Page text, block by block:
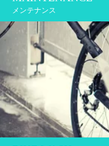
メンテナンス